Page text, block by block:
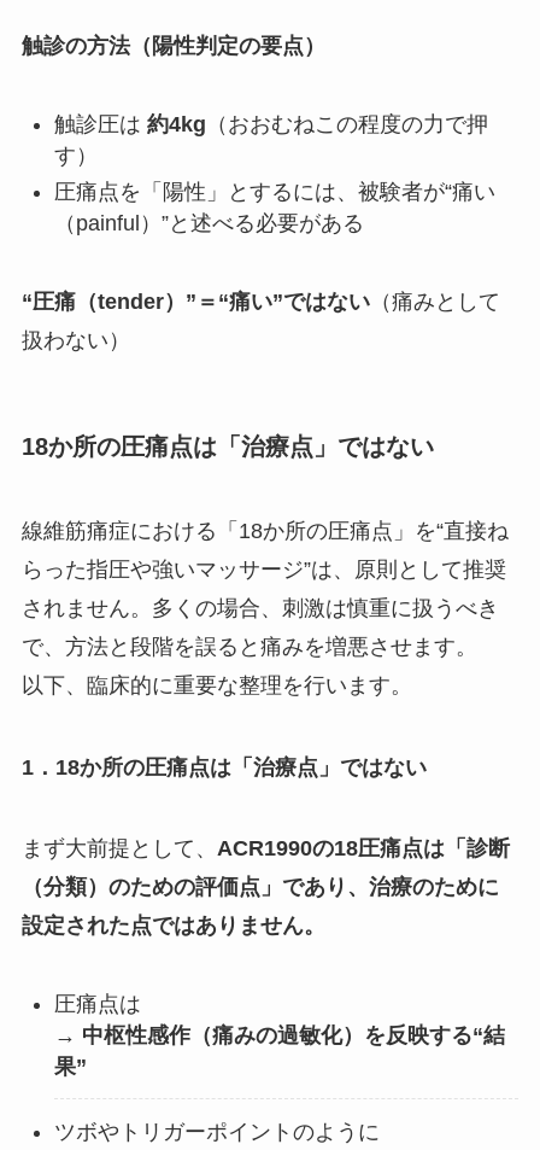
触診の方法（陽性判定の要点）
触診圧は 約4kg （おおむねこの程度の力で押
す）
圧痛点を「陽性」とするには、被験者が“痛い
（painful）”と述べる必要がある
“圧痛（tender）”＝“痛い”ではない（痛みとして
扱わない）
18か所の圧痛点は「治療点」ではない
線維筋痛症における「18か所の圧痛点」を“直接ね
らった指圧や強いマッサージ”は、原則として推奨
されません。多くの場合、刺激は慎重に扱うべき
で、方法と段階を誤ると痛みを増悪させます。
以下、臨床的に重要な整理を行います。
1．18か所の圧痛点は「治療点」ではない
まず大前提として、 ACR1990の18圧痛点は「診断
（分類）のための評価点」であり、治療のために
設定された点ではありません。
圧痛点は
→ 中枢性感作（痛みの過敏化）を反映する“結
果”
ツボやトリガーポイントのように